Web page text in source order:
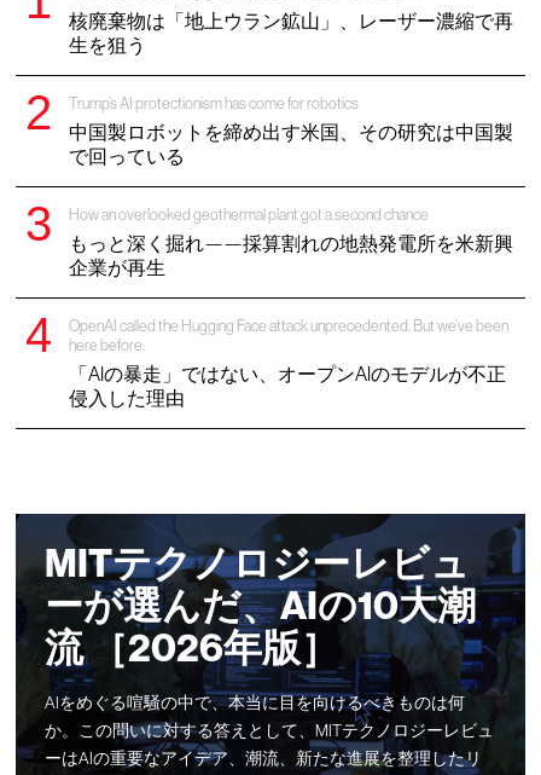
核廃棄物は「地上ウラン鉱山」、レーザー濃縮で再
生を狙う
Trump’s AI protectionism has come for robotics
中国製ロボットを締め出す米国、その研究は中国製
で回っている
How an overlooked geothermal plant got a second chance
もっと深く掘れ——採算割れの地熱発電所を米新興
企業が再生
OpenAI called the Hugging Face attack unprecedented. But we’ve been
here before.
「AIの暴走」ではない、オープンAIのモデルが不正
侵入した理由
MITテクノロジーレビュ
ーが選んだ、AIの10大潮
流 ［2026年版］
AIをめぐる喧騒の中で、本当に目を向けるべきものは何
か。この問いに対する答えとして、MITテクノロジーレビュ
ーはAIの重要なアイデア、潮流、新たな進展を整理したリ